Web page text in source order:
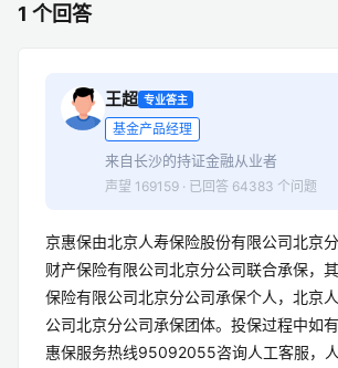
1 个回答
王超 专业答主
基金产品经理
来自长沙的持证金融从业者
声望 169159 · 已回答 64383 个问题
京惠保由北京人寿保险股份有限公司北京
财产保险有限公司北京分公司联合承保，
保险有限公司北京分公司承保个人，北京
公司北京分公司承保团体。投保过程中如
惠保服务热线95092055咨询人工客服，